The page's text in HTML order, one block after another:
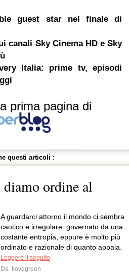
guest star nel finale di
canali Sky Cinema HD e Sky
Italia: prime tv, episodi
prima pagina di
questi articoli :
ordine al
A guardarci attorno il mondo ci sembra
caotico e irregolare governato da una
costante entropia, eppure è molto più
ordinato e razionale di quanto appaia.
Leggere il seguito
Da
Ilovegreen